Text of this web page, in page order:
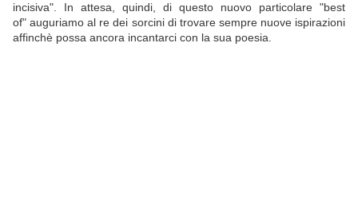
incisiva". In attesa, quindi, di questo nuovo particolare "best
of" auguriamo al re dei sorcini di trovare sempre nuove ispirazioni
affinchè possa ancora incantarci con la sua poesia.